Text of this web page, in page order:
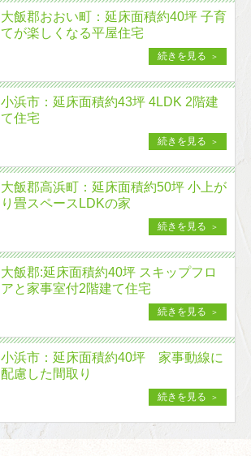
大飯郡おおい町：延床面積約40坪 子育
てが楽しくなる平屋住宅
続きを見る
小浜市：延床面積約43坪 4LDK 2階建
て住宅
続きを見る
大飯郡高浜町：延床面積約50坪 小上が
り畳スペースLDKの家
続きを見る
大飯郡:延床面積約40坪 スキップフロ
アと家事室付2階建て住宅
続きを見る
小浜市：延床面積約40坪 家事動線に
配慮した間取り
続きを見る